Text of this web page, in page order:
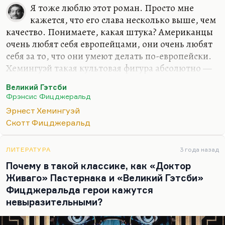
Я тоже люблю этот роман. Просто мне
кажется, что его слава несколько выше, чем
качество. Понимаете, какая штука? Американцы
очень любят себя европейцами, они очень любят
себя за то, что они умеют делать по-европейски.
Хемингуэй такая культовая фигура абсолютно —
Фицджеральд — такой человек с очень
неочевидной моралью, с тонким
психологическим рисунком. «Великий Гэтсби»
ведь очень простой роман, но он тонкий, там
гораздо больше люблю «Ночь нежна» («Tender Is
the Night»). Но ничего не поделаешь, «Великий
Гэтсби» тоже прелестная книга, только она
слишком, как бы сказать, гордится своей
утончённостью.
Великий Гэтсби
Фрэнсис Фицджеральд
Эрнест Хемингуэй
Скотт Фицджеральд
ЛИТЕРАТУРА 3 года назад
Почему в такой классике, как «Доктор
Живаго» Пастернака и «Великий Гэтсби»
Фицджеральда герои кажутся
невыразительными?